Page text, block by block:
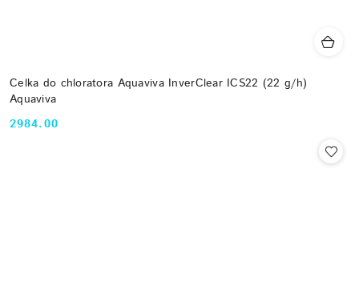
Celka do chloratora Aquaviva InverClear ICS22 (22 g/h)
Aquaviva
Cena:
2984.00